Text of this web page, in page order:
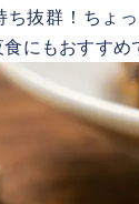
抜群！ちょ
にもおすすめ